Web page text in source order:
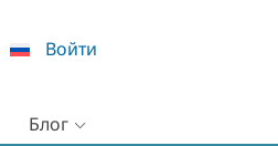
Войти
Блог